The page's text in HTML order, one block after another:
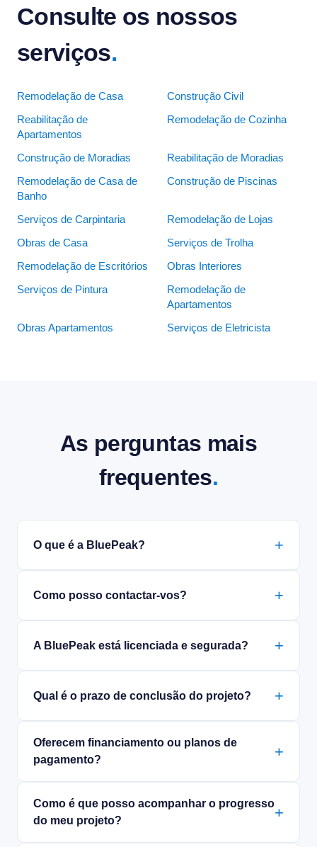
Consulte os nossos
serviços.
Remodelação de Casa Construção Civil
Reabilitação de
Apartamentos
Remodelação de Cozinha
Construção de Moradias Reabilitação de Moradias
Remodelação de Casa de
Banho
Construção de Piscinas
Serviços de Carpintaria Remodelação de Lojas
Obras de Casa Serviços de Trolha
Remodelação de Escritórios Obras Interiores
Serviços de Pintura
Remodelação de
Apartamentos
Obras Apartamentos Serviços de Eletricista
As perguntas mais
frequentes.
O que é a BluePeak?
Como posso contactar-vos?
A BluePeak está licenciada e segurada?
Qual é o prazo de conclusão do projeto?
Oferecem financiamento ou planos de
pagamento?
Como é que posso acompanhar o progresso
do meu projeto?